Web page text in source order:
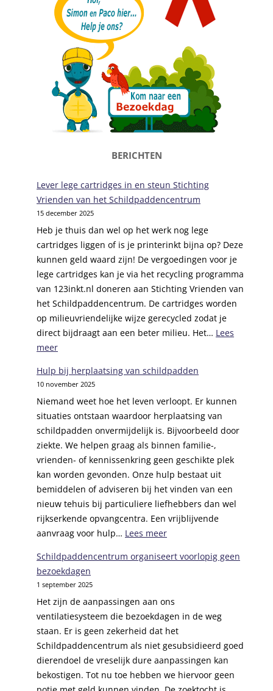
BERICHTEN
Lever lege cartridges in en steun Stichting
Vrienden van het Schildpaddencentrum
15 december 2025
Heb je thuis dan wel op het werk nog lege
cartridges liggen of is je printerinkt bijna op? Deze
kunnen geld waard zijn! De vergoedingen voor je
lege cartridges kan je via het recycling programma
van 123inkt.nl doneren aan Stichting Vrienden van
het Schildpaddencentrum. De cartridges worden
op milieuvriendelijke wijze gerecycled zodat je
direct bijdraagt aan een beter milieu. Het… Lees
meer:
e
v
e
r
l
e
g
e
c
a
r
t
r
i
d
g
e
n
e
Hulp bij herplaatsing van schildpadden
10 november 2025
Niemand weet hoe het leven verloopt. Er kunnen
situaties ontstaan waardoor herplaatsing van
schildpadden onvermijdelijk is. Bijvoorbeeld door
ziekte. We helpen graag als binnen familie-,
vrienden- of kennissenkring geen geschikte plek
kan worden gevonden. Onze hulp bestaat uit
bemiddelen of adviseren bij het vinden van een
nieuw tehuis bij particuliere liefhebbers dan wel
rijkserkende opvangcentra. Een vrijblijvende
aanvraag voor hulp… Lees meer:
u
b
i
j
h
e
r
Schildpaddencentrum organiseert voorlopig geen
bezoekdagen
1 september 2025
Het zijn de aanpassingen aan ons
ventilatiesysteem die bezoekdagen in de weg
staan. Er is geen zekerheid dat het
Schildpaddencentrum als niet gesubsidieerd goed
dierendoel de vreselijk dure aanpassingen kan
bekostigen. Tot nu toe hebben we hiervoor geen